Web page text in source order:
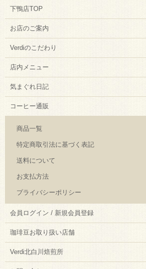
下鴨店TOP
お店のご案内
Verdiのこだわり
店内メニュー
気まぐれ日記
コーヒー通販
商品一覧
特定商取引法に基づく表記
送料について
お支払方法
プライバシーポリシー
会員ログイン / 新規会員登録
珈琲豆お取り扱い店舗
Verdi北白川焙煎所